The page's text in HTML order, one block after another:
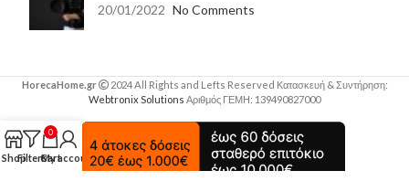
20/01/2022 No Comments
HorecaHome.gr
2024 All Rights and Lefts Reserved Κατασκευή & Συντήρηση:
Webtronix Solutions Αριθμός ΓΕΜΗ: 139490827000
ShopFilters
0
Cart
My account